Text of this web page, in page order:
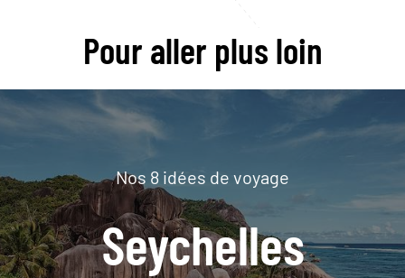
Pour aller plus loin
Nos 8 idées de voyage
Seychelles